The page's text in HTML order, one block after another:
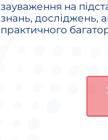
зауваження на
знань, досліджень,
практичного